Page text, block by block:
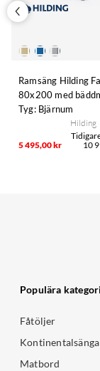
Ramsäng Hilding
80x200 med
Tyg: Bjärnum
Hilding
5 495,00 kr 10
Populära
Fåtöljer
Matbord